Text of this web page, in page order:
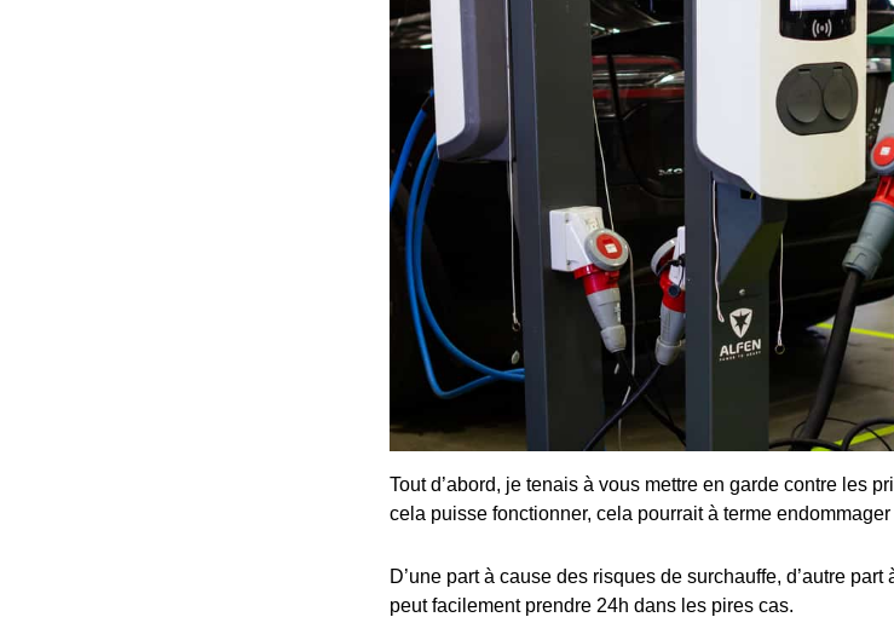
Tout d’abord, je tenais à vous mettre en garde contre les
cela puisse fonctionner, cela pourrait à terme
D’une part à cause des risques de surchauffe, d’autre
peut facilement prendre 24h dans les pires cas.